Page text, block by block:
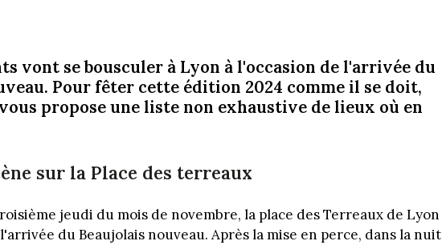
vont se bousculer à Lyon à l'occasion de l'arrivée du
Pour fêter cette édition 2024 comme il se doit,
propose une liste non exhaustive de lieux où en
sur la Place des terreaux
jeudi du mois de novembre, la place des Terreaux de Lyon
du Beaujolais nouveau. Après la mise en perce, dans la nuit